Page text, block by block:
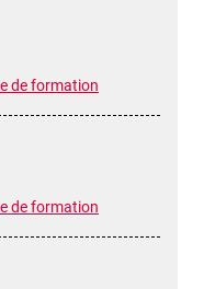
de formation
de formation